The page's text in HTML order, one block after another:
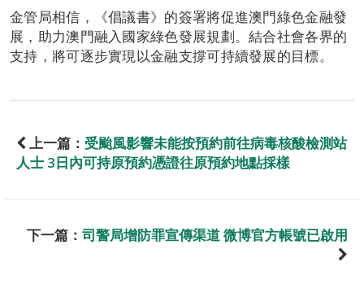
金管局相信，《倡議書》的簽署將促進澳門綠色金融發
展，助力澳門融入國家綠色發展規劃。結合社會各界的
支持，將可逐步實現以金融支撐可持續發展的目標。
上一篇： 受颱風影響未能按預約前往病毒核酸檢測站
人士 3日內可持原預約憑證往原預約地點採樣
下一篇： 司警局增防罪宣傳渠道 微博官方帳號已啟用